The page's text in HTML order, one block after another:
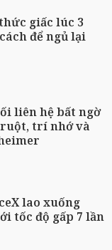
giấc lúc 3
để ngủ lại
liên hệ bất ngờ
trí nhớ và
lao xuống
tốc độ gấp 7 lần